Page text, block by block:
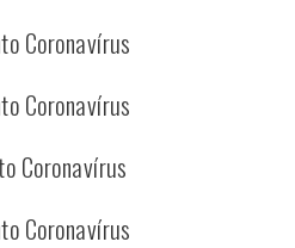
Coronavírus
Coronavírus
Coronavírus
Coronavírus